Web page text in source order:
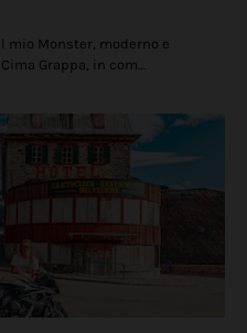
mio Monster, moderno e
Grappa, in com…